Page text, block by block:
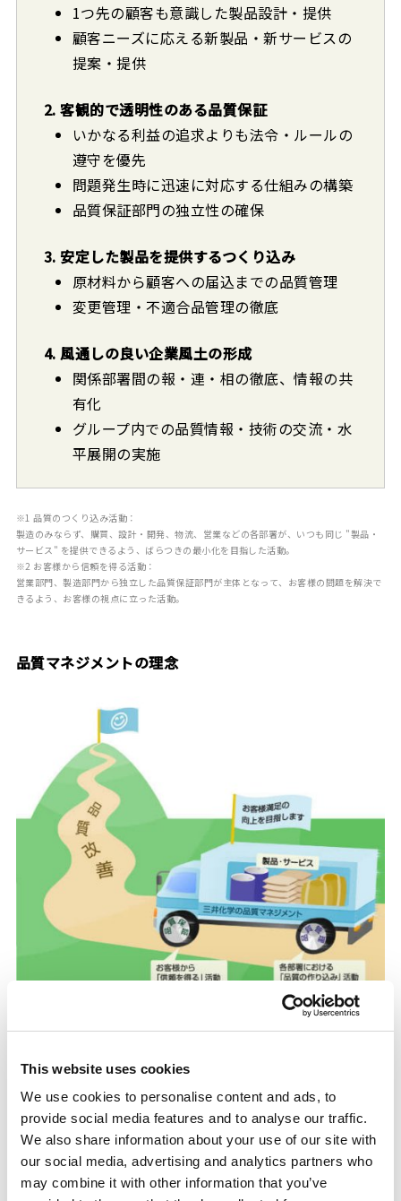
This website uses cookies
We use cookies to personalise content and ads, to
provide social media features and to analyse our traffic.
We also share information about your use of our site with
our social media, advertising and analytics partners who
may combine it with other information that you’ve
1つ先の顧客も意識した製品設計・提供
顧客ニーズに応える新製品・新サービスの
提案・提供
2. 客観的で透明性のある品質保証
いかなる利益の追求よりも法令・ルールの
遵守を優先
問題発生時に迅速に対応する仕組みの構築
品質保証部門の独立性の確保
3. 安定した製品を提供するつくり込み
原材料から顧客への届込までの品質管理
変更管理・不適合品管理の徹底
4. 風通しの良い企業風土の形成
関係部署間の報・連・相の徹底、情報の共
有化
グループ内での品質情報・技術の交流・水
平展開の実施
※1 品質のつくり込み活動：
製造のみならず、購買、設計・開発、物流、営業などの各部署が、いつも同じ "製品・
サービス" を提供できるよう、ばらつきの最小化を目指した活動。
※2 お客様から信頼を得る活動：
営業部門、製造部門から独立した品質保証部門が主体となって、お客様の問題を解決で
きるよう、お客様の視点に立った活動。
品質マネジメントの理念
体制・責任者
品質マネジメントに関する方針や施策は、レスポンシブ
ル・ケアの一部として、レスポンシブル・ケア委員会に
おいて審議しています。